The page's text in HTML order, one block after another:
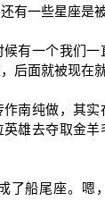
有一些星座是被
有一个我们一
后面就被现在
南纯做，其实
雄去夺取金羊
了船尾座。嗯